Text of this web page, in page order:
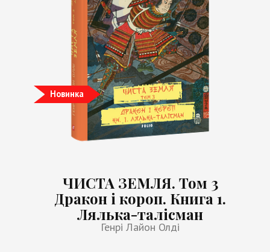
Новинка
ЧИСТА ЗЕМЛЯ. Том 3
Дракон і короп. Книга 1.
Лялька-талісман
Генрі Лайон Олді